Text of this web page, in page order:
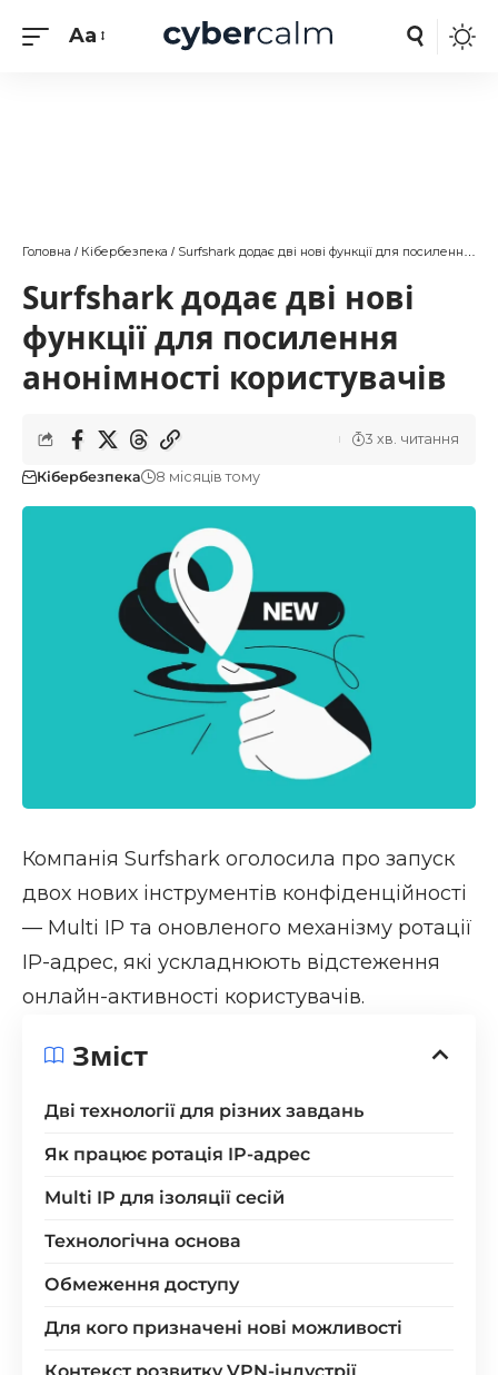
Aa
Головна / Кібербезпека / Surfshark додає дві нові функції для посилення анонімності користувачів
Surfshark додає дві нові
функції для посилення
анонімності користувачів
Кібербезпека 8 місяців тому
3 хв. читання
Компанія Surfshark оголосила про запуск
двох нових інструментів конфіденційності
— Multi IP та оновленого механізму ротації
IP-адрес, які ускладнюють відстеження
онлайн-активності користувачів.
Зміст
Дві технології для різних завдань
Як працює ротація IP-адрес
Multi IP для ізоляції сесій
Технологічна основа
Обмеження доступу
Для кого призначені нові можливості